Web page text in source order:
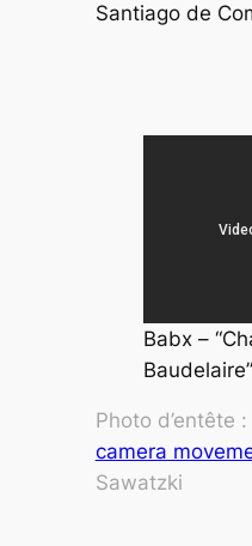
Santiago de
Babx –
Baudelaire”
Photo d’entête :
camera
Sawatzki